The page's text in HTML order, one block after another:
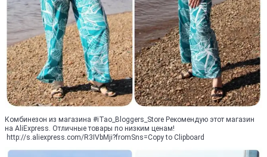
Комбинезон из магазина #iTao_Bloggers_Store Рекомендую этот магазин
на AliExpress. Отличные товары по низким ценам!
http://s.aliexpress.com/R3IVbMji?fromSns=Copy to Clipboard